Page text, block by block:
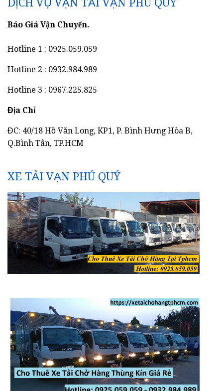
DỊCH VỤ VẬN TẢI VẠN PHÚ QUÝ
Báo Giá Vận Chuyển.
Hotline 1 : 0925.059.059
Hotline 2 : 0932.984.989
Hotline 3 : 0967.225.825
Địa Chỉ
ĐC: 40/18 Hồ Văn Long, KP1, P. Bình Hưng Hòa B,
Q.Bình Tân, TP.HCM
XE TẢI VẠN PHÚ QUÝ